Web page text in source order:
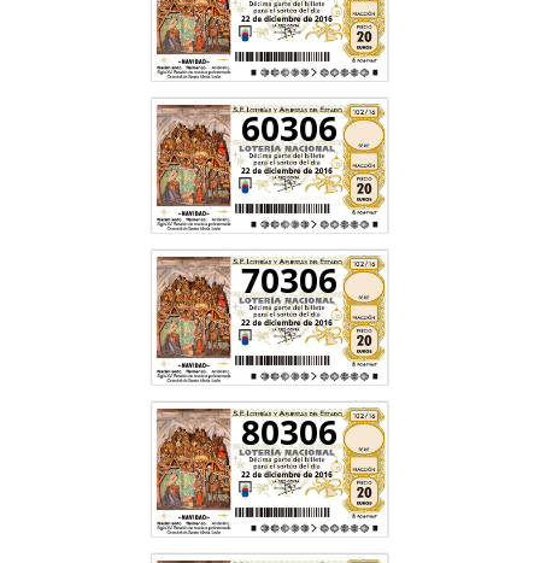
60306
70306
80306